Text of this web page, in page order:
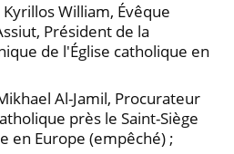
William, Évêque
Président de la
de l'Église catholique en
Al-Jamil, Procurateur
près le Saint-Siège
en Europe (empêché) ;